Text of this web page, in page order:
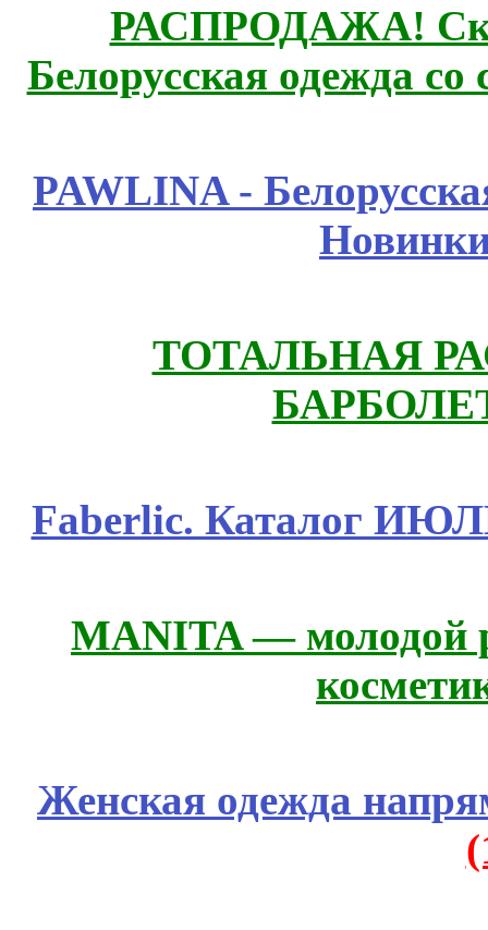
РАСПРОДАЖА!
Белорусская одежда
PAWLINA -
ТОТАЛЬНАЯ
Faberlic. Каталог
MANITA — молодой
Женская одежда